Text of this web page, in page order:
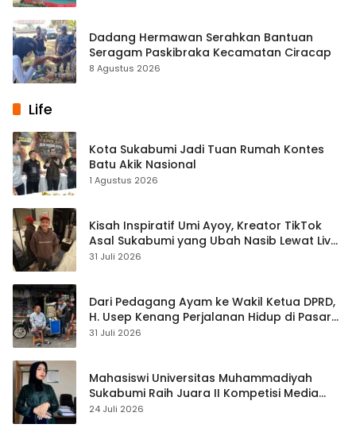
Dadang Hermawan Serahkan Bantuan
Seragam Paskibraka Kecamatan Ciracap
8 Agustus 2026
Life
Kota Sukabumi Jadi Tuan Rumah Kontes
Batu Akik Nasional
1 Agustus 2026
Kisah Inspiratif Umi Ayoy, Kreator TikTok
Asal Sukabumi yang Ubah Nasib Lewat Live
Streaming
31 Juli 2026
Dari Pedagang Ayam ke Wakil Ketua DPRD,
H. Usep Kenang Perjalanan Hidup di Pasar
Cisaat
31 Juli 2026
Mahasiswi Universitas Muhammadiyah
Sukabumi Raih Juara II Kompetisi Media
Pembelajaran Digital Tingkat Internasional
24 Juli 2026